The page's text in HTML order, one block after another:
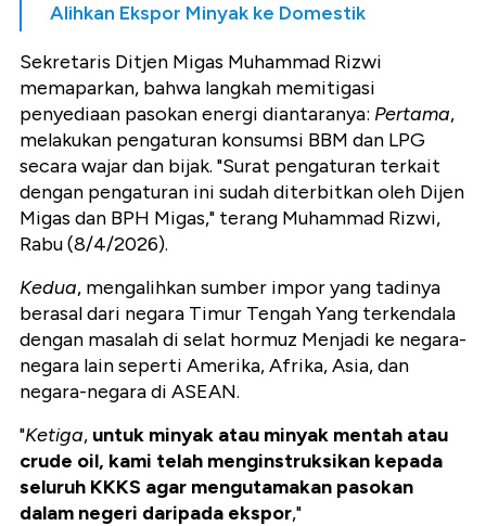
Alihkan Ekspor Minyak ke Domestik
Sekretaris Ditjen Migas Muhammad Rizwi
memaparkan, bahwa langkah memitigasi
penyediaan pasokan energi diantaranya: Pertama,
melakukan pengaturan konsumsi BBM dan LPG
secara wajar dan bijak. "Surat pengaturan terkait
dengan pengaturan ini sudah diterbitkan oleh Dijen
Migas dan BPH Migas," terang Muhammad Rizwi,
Rabu (8/4/2026).
Kedua, mengalihkan sumber impor yang tadinya
berasal dari negara Timur Tengah Yang terkendala
dengan masalah di selat hormuz Menjadi ke negara-
negara lain seperti Amerika, Afrika, Asia, dan
negara-negara di ASEAN.
"Ketiga, untuk minyak atau minyak mentah atau
crude oil, kami telah menginstruksikan kepada
seluruh KKKS agar mengutamakan pasokan
dalam negeri daripada ekspor,"